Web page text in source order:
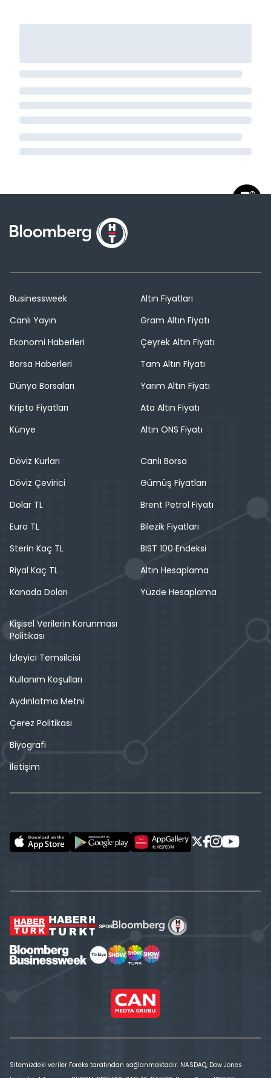
Businessweek
Canlı Yayın
Ekonomi Haberleri
Borsa Haberleri
Dünya Borsaları
Kripto Fiyatları
Künye
Altın Fiyatları
Gram Altın Fiyatı
Çeyrek Altın Fiyatı
Tam Altın Fiyatı
Yarım Altın Fiyatı
Ata Altın Fiyatı
Altın ONS Fiyatı
Döviz Kurları
Döviz Çevirici
Dolar TL
Euro TL
Sterin Kaç TL
Riyal Kaç TL
Kanada Doları
Canlı Borsa
Gümüş Fiyatları
Brent Petrol Fiyatı
Bilezik Fiyatları
BIST 100 Endeksi
Altın Hesaplama
Yüzde Hesaplama
Kişisel Verilerin Korunması
Politikası
İzleyici Temsilcisi
Kullanım Koşulları
Aydınlatma Metni
Çerez Politikası
Biyografi
İletişim
Sitemizdeki veriler Foreks tarafından sağlanmaktadır. NASDAQ, Dow Jones